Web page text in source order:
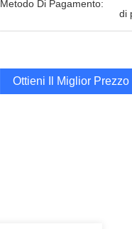
Metodo Di Pagamento:
di
Ottieni Il Miglior Prezzo